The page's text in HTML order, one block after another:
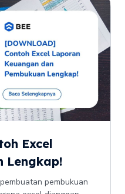
Excel
Lengkap!
pembukuan